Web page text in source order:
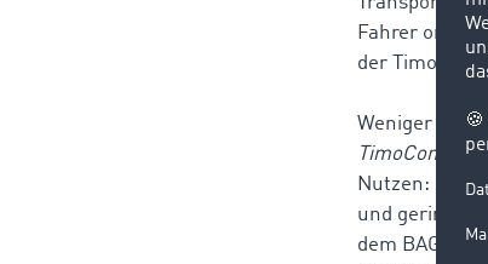
Fahrer on
der
Weniger
TimoCom
Nutzen: Zum
und
dem BAG